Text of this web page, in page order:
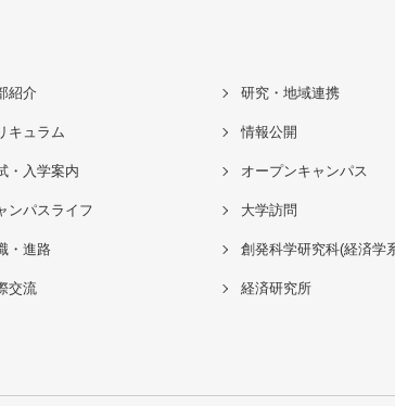
紹介
キュラム
・入学案内
ンパスライフ
・進路
交流
研究・地域連携
情報公開
オープンキャンパス
大学訪問
創発科学研究科(経済学
経済研究所